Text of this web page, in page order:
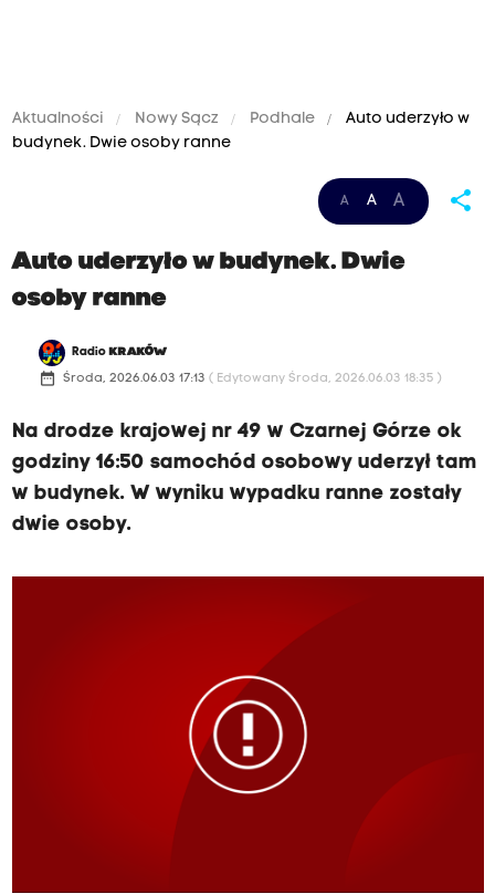
Aktualności Nowy Sącz Podhale
Auto uderzyło w
budynek. Dwie osoby ranne
A A A share
Auto uderzyło w budynek. Dwie
osoby ranne
Radio KRAKÓW
date_range Środa, 2026.06.03 17:13 ( Edytowany Środa, 2026.06.03 18:35 )
Na drodze krajowej nr 49 w Czarnej Górze ok
godziny 16:50 samochód osobowy uderzył tam
w budynek. W wyniku wypadku ranne zostały
dwie osoby.